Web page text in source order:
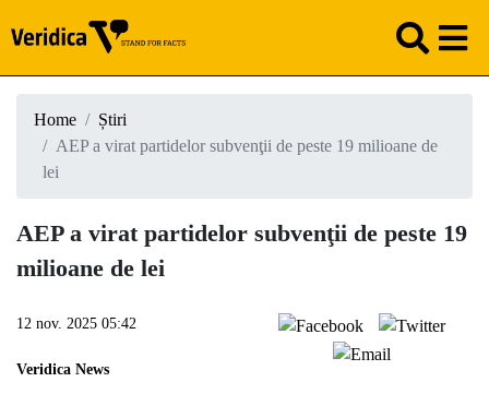
Home
Știri
AEP a virat partidelor subvenţii de peste 19 milioane de
lei
AEP a virat partidelor subvenţii de peste 19
milioane de lei
12 nov. 2025 05:42
Veridica News